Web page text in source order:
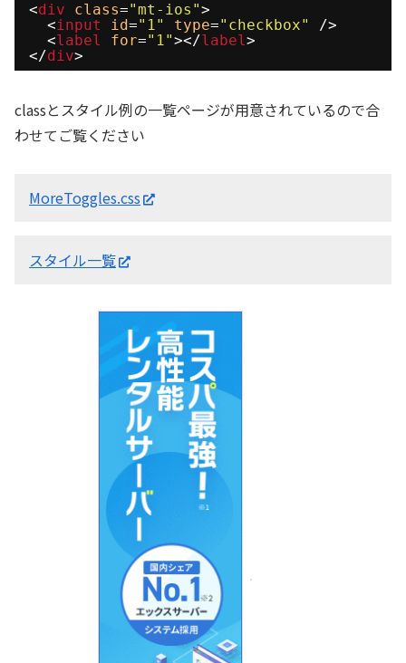
<div class="mt-ios">
<input id="1" type="checkbox"
/>
<label for="1"></label>
</div>
classとスタイル例の一覧ページが用意されているので合
わせてご覧ください
MoreToggles.css
スタイル一覧